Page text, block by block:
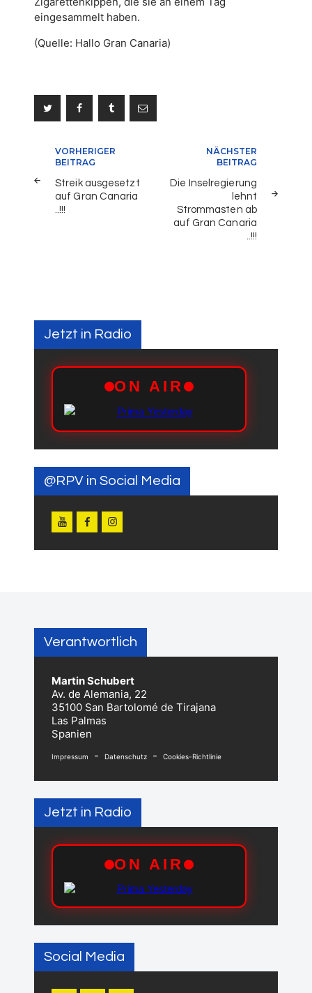
eingesammelt haben.
(Quelle: Hallo Gran Canaria)
Beitragsnavigation
VORHERIGER
BEITRAG
Streik ausgesetzt
auf Gran Canaria
..!!!
NÄCHSTER
BEITRAG
Die Inselregierung
lehnt
Strommasten ab
auf Gran Canaria
..!!!
Jetzt in Radio
@RPV in Social Media
Verantwortlich
Martin Schubert
Av. de Alemania, 22
35100 San Bartolomé de Tirajana
Las Palmas
Spanien
Impressum - Datenschutz - Cookies-Richtlinie
Jetzt in Radio
Social Media